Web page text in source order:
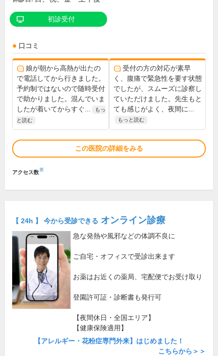
初診受付
口コミ
娘が朝から高熱が出たの
で電話してから行きました。
予約制ではないので随時受付
で助かりました。混んでいま
したが着いてからすぐ...
もっ
と読む
受付の方の対応が素早
く、腹痛で緊急性を要す状態
でしたが、スムーズに診察し
ていただけました。先生もと
ても感じがよく、夜間に...
もっと読む
この医院の詳細をみる
アクセス数※
【 24h 】 今から受診できる オンライン診療
急な発熱や風邪などの体調不良に
ご自宅・オフィスで受診出来ます
お薬はお近くの薬局、宅配便でお受け取り
登園許可証・診断書も発行可
【夜間休日・全国エリア】
【健康保険適用】
【アレルギー・花粉症専門外来】はじめました！
こちらから＞＞